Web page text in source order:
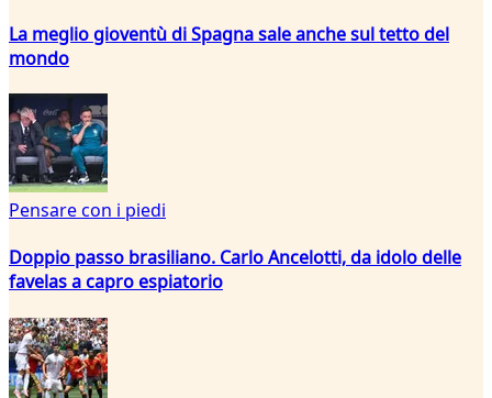
La meglio gioventù di Spagna sale anche sul tetto del
mondo
Pensare con i piedi
Doppio passo brasiliano. Carlo Ancelotti, da idolo delle
favelas a capro espiatorio